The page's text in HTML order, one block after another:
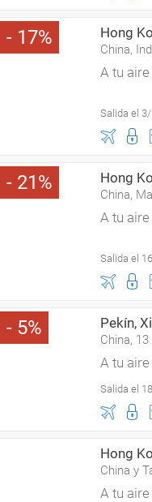
17 Hong
China,
A tu
Salida el
21 Hong
China,
A tu
Salida el
5 Pekín,
China, 13
A tu
Salida el
Hong
China y
A tu